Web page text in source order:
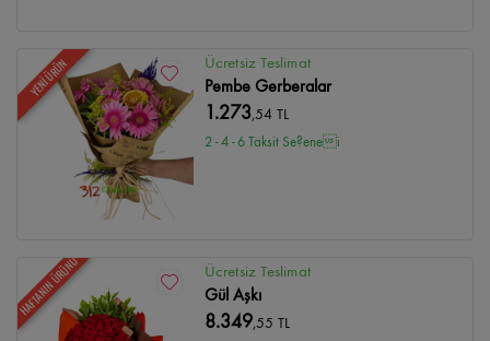
YENİ ÜRÜN Ücretsiz Teslimat
Pembe Gerberalar
1.273,54 TL
2 - 4 - 6 Taksit Se?enei
HAFTANIN ÜRÜNÜ Ücretsiz Teslimat
Gül Aşkı
8.349,55 TL